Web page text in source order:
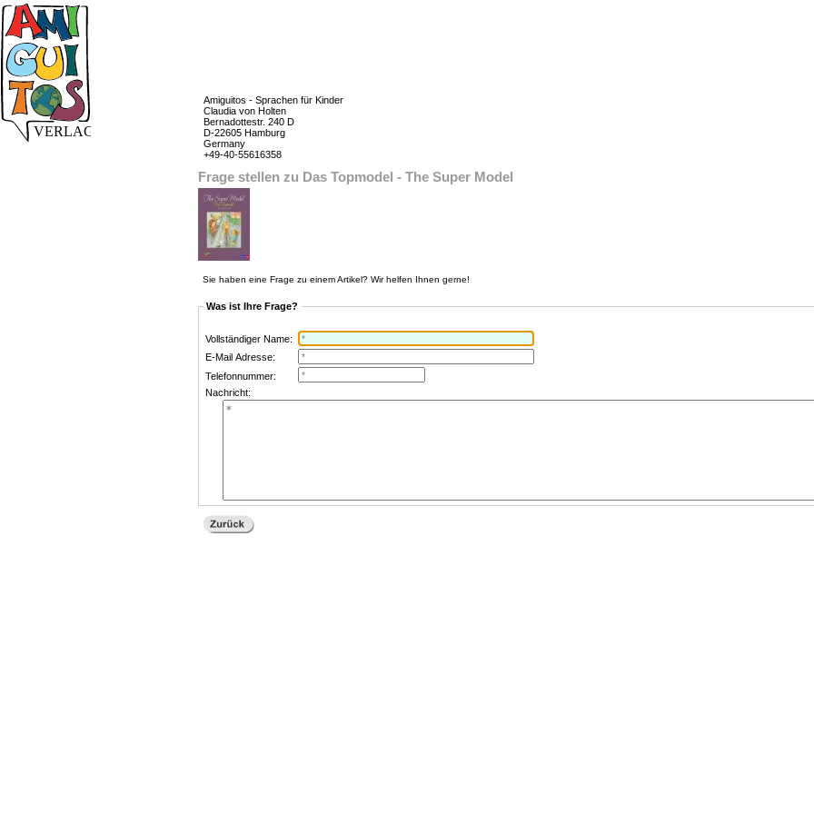
Amiguitos - Sprachen für Kinder
Claudia von Holten
Bernadottestr. 240 D
D-22605 Hamburg
Germany
+49-40-55616358
Frage stellen zu Das Topmodel - The Super Model
Sie haben eine Frage zu einem Artikel? Wir helfen Ihnen gerne!
Was ist Ihre Frage?
Vollständiger Name:
E-Mail Adresse:
Telefonnummer:
Nachricht: